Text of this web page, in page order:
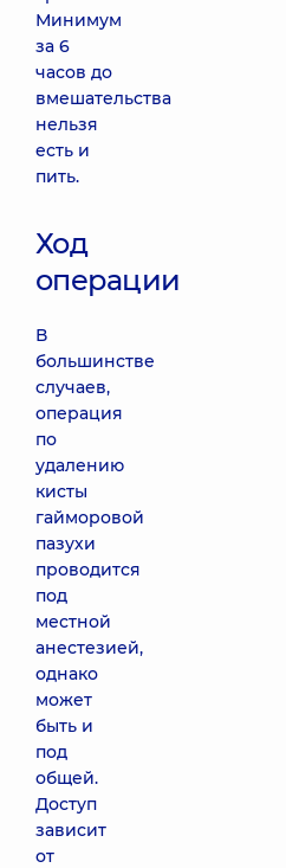
Минимум
за 6
часов до
вмешательства
нельзя
есть и
пить.
Ход
операции
В
большинстве
случаев,
операция
по
удалению
кисты
гайморовой
пазухи
проводится
под
местной
анестезией,
однако
может
быть и
под
общей.
Доступ
зависит
от